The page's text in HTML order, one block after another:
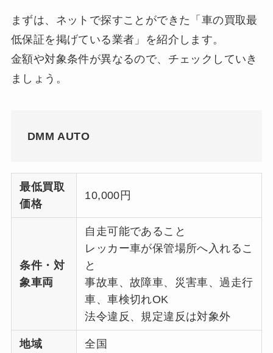
まずは、ネットで探すことができた「車の買取最
低保証を掲げている業者」を紹介します。
金額や対象条件が異なるので、チェックしていき
ましょう。
DMM AUTO
最低買取
価格
10,000円
条件・対
象車両
自走可能であること
レッカー車が保管場所へ入れるこ
と
事故車、故障車、災害車、過走行
車、車検切れOK
法令違反、規定違反は対象外
地域 全国